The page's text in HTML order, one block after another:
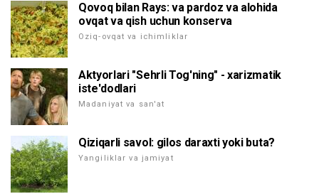
Qovoq bilan Rays: va pardoz va alohida
ovqat va qish uchun konserva
Oziq-ovqat va ichimliklar
Aktyorlari "Sehrli Tog'ning" - xarizmatik
iste'dodlari
Madaniyat va san'at
Qiziqarli savol: gilos daraxti yoki buta?
Yangiliklar va jamiyat